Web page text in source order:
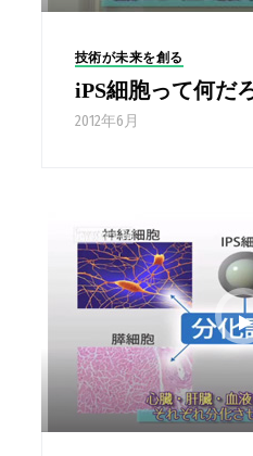
技術が未来を創る
iPS細胞って何
2012年6月